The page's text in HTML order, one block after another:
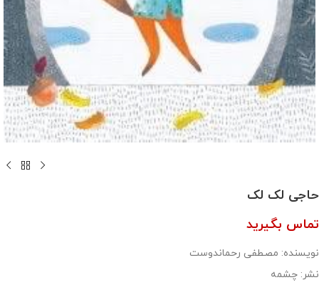
حاجی لک لک
تماس بگیرید
نویسنده: مصطفی رحماندوست
نشر: چشمه